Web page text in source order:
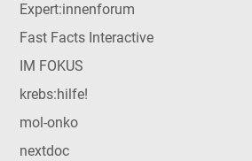
Expert:innenforum
Fast Facts Interactive
IM FOKUS
krebs:hilfe!
mol-onko
nextdoc